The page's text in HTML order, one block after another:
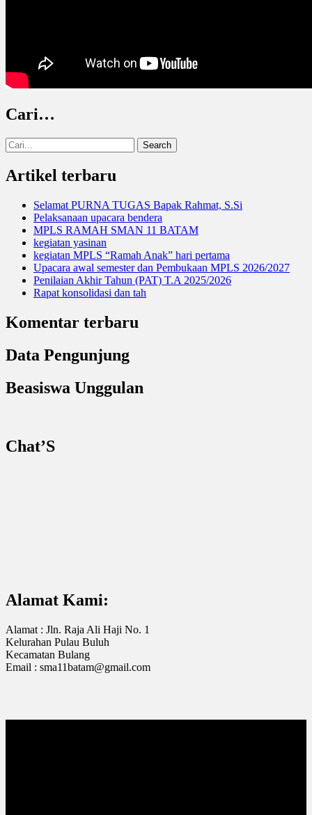
Cari…
Search
for:
Artikel terbaru
Selamat PURNA TUGAS Bapak Rahmat, S.Si
Pelaksanaan upacara bendera
MPLS RAMAH SMAN 11 BATAM
kegiatan yasinan
kegiatan MPLS “Ramah Anak” hari pertama
Upacara awal semester dan Pembukaan MPLS 2026/2027
Penilaian Akhir Tahun (PAT) T.A 2025/2026
Rapat konsolidasi dan tah
Komentar terbaru
Data Pengunjung
Beasiswa Unggulan
Chat’S
Alamat Kami:
Alamat : Jln. Raja Ali Haji No. 1
Kelurahan Pulau Buluh
Kecamatan Bulang
Email : sma11batam@gmail.com